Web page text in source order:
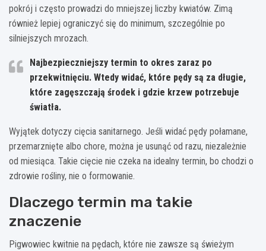
pokrój i często prowadzi do mniejszej liczby kwiatów. Zimą
również lepiej ograniczyć się do minimum, szczególnie po
silniejszych mrozach.
Najbezpieczniejszy termin to okres zaraz po
przekwitnięciu. Wtedy widać, które pędy są za długie,
które zagęszczają środek i gdzie krzew potrzebuje
światła.
Wyjątek dotyczy cięcia sanitarnego. Jeśli widać pędy połamane,
przemarznięte albo chore, można je usunąć od razu, niezależnie
od miesiąca. Takie cięcie nie czeka na idealny termin, bo chodzi o
zdrowie rośliny, nie o formowanie.
Dlaczego termin ma takie
znaczenie
Pigwowiec kwitnie na pędach, które nie zawsze są świeżym